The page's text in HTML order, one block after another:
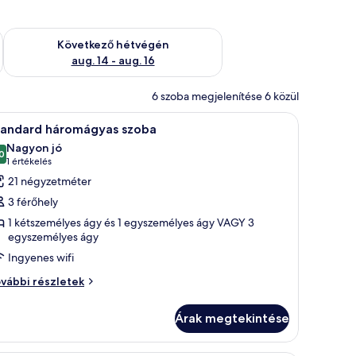
aug. 7 - aug. 9
Következő hétvégén
aug. 14 - aug. 16
A következő hétvégi rendelkezésre állás ellenőrzése: aug. 14 -
6 szoba megjelenítése 6 közül
egy hagyományos házakból álló falu, és egy erdős völgy.
Egy hegyvidéki táj, hóborította csúcsokkal,
7 háromágyas szoba
ből 8,0
Nagyon jó
1 értékelés
(1
értékelés)
21 négyzetméter
3 férőhely
1 kétszemélyes ágy és 1 egyszemélyes ágy VAGY 3
egyszemélyes ágy
Ingyenes wifi
részletek
Árak megtekintése